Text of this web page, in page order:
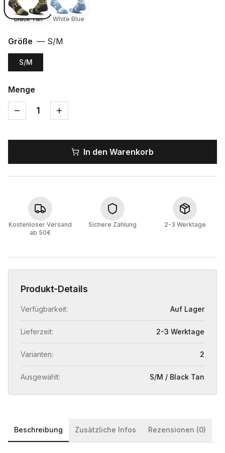
Black Tan White Blue
Größe — S/M
S/M
Menge
1
In den Warenkorb
Kostenloser Versand
ab 50€
Sichere Zahlung 2-3 Werktage
Produkt-Details
Verfügbarkeit: Auf Lager
Lieferzeit: 2-3 Werktage
Varianten: 2
Ausgewählt: S/M / Black Tan
Beschreibung Zusätzliche Infos Rezensionen (0)